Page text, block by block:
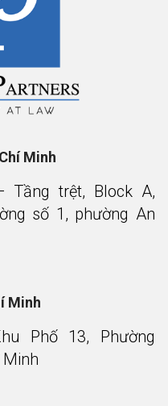
Minh
Tầng trệt, Block A,
số 1, phường An
Minh
Phố 13, Phường
Minh